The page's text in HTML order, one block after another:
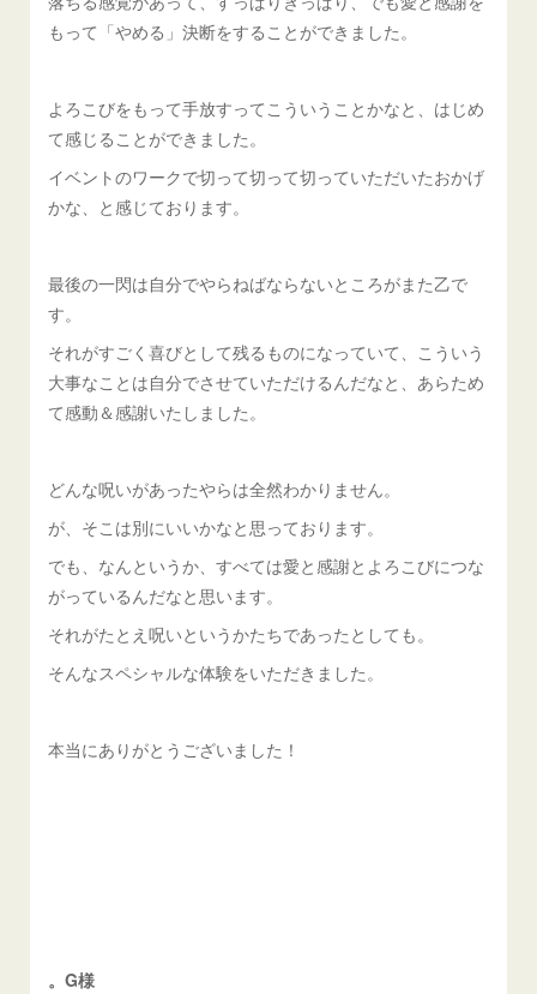
もって「やめる」決断をすることができました。
よろこびをもって手放すってこういうことかなと、はじめ
て感じることができました。
イベントのワークで切って切って切っていただいたおかげ
かな、と感じております。
最後の一閃は自分でやらねばならないところがまた乙で
す。
それがすごく喜びとして残るものになっていて、こういう
大事なことは自分でさせていただけるんだなと、あらため
て感動＆感謝いたしました。
どんな呪いがあったやらは全然わかりません。
が、そこは別にいいかなと思っております。
でも、なんというか、すべては愛と感謝とよろこびにつな
がっているんだなと思います。
それがたとえ呪いというかたちであったとしても。
そんなスペシャルな体験をいただきました。
本当にありがとうございました！
。G様